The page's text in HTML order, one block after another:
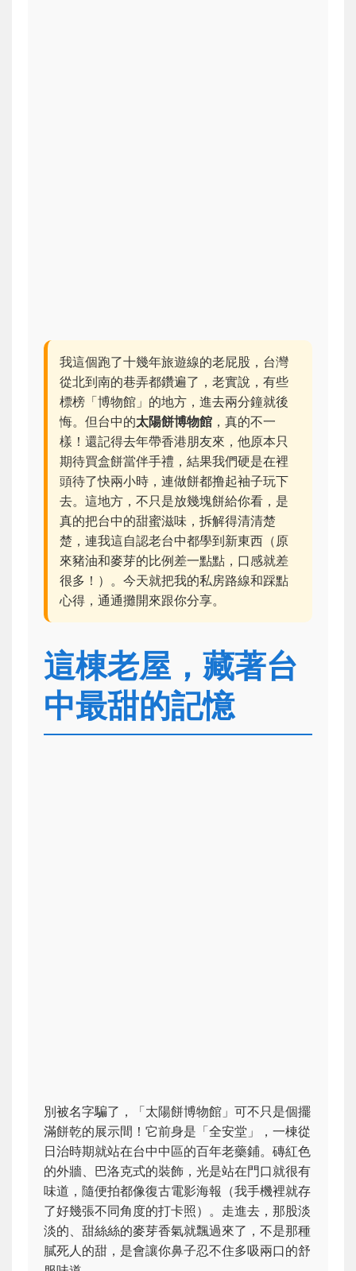
我這個跑了十幾年旅遊線的老屁股，台灣
從北到南的巷弄都鑽遍了，老實說，有些
標榜「博物館」的地方，進去兩分鐘就後
悔。但台中的太陽餅博物館 ，真的不一
樣！還記得去年帶香港朋友來，他原本只
期待買盒餅當伴手禮，結果我們硬是在裡
頭待了快兩小時，連做餅都撸起袖子玩下
去。這地方，不只是放幾塊餅給你看，是
真的把台中的甜蜜滋味，拆解得清清楚
楚，連我這自認老台中都學到新東西（原
來豬油和麥芽的比例差一點點，口感就差
很多！）。今天就把我的私房路線和踩點
心得，通通攤開來跟你分享。
這棟老屋，藏著台
中最甜的記憶
別被名字騙了，「太陽餅博物館」可不只是個擺
滿餅乾的展示間！它前身是「全安堂」，一棟從
日治時期就站在台中中區的百年老藥鋪。磚紅色
的外牆、巴洛克式的裝飾，光是站在門口就很有
味道，隨便拍都像復古電影海報（我手機裡就存
了好幾張不同角度的打卡照）。走進去，那股淡
淡的、甜絲絲的麥芽香氣就飄過來了，不是那種
膩死人的甜，是會讓你鼻子忍不住多吸兩口的舒